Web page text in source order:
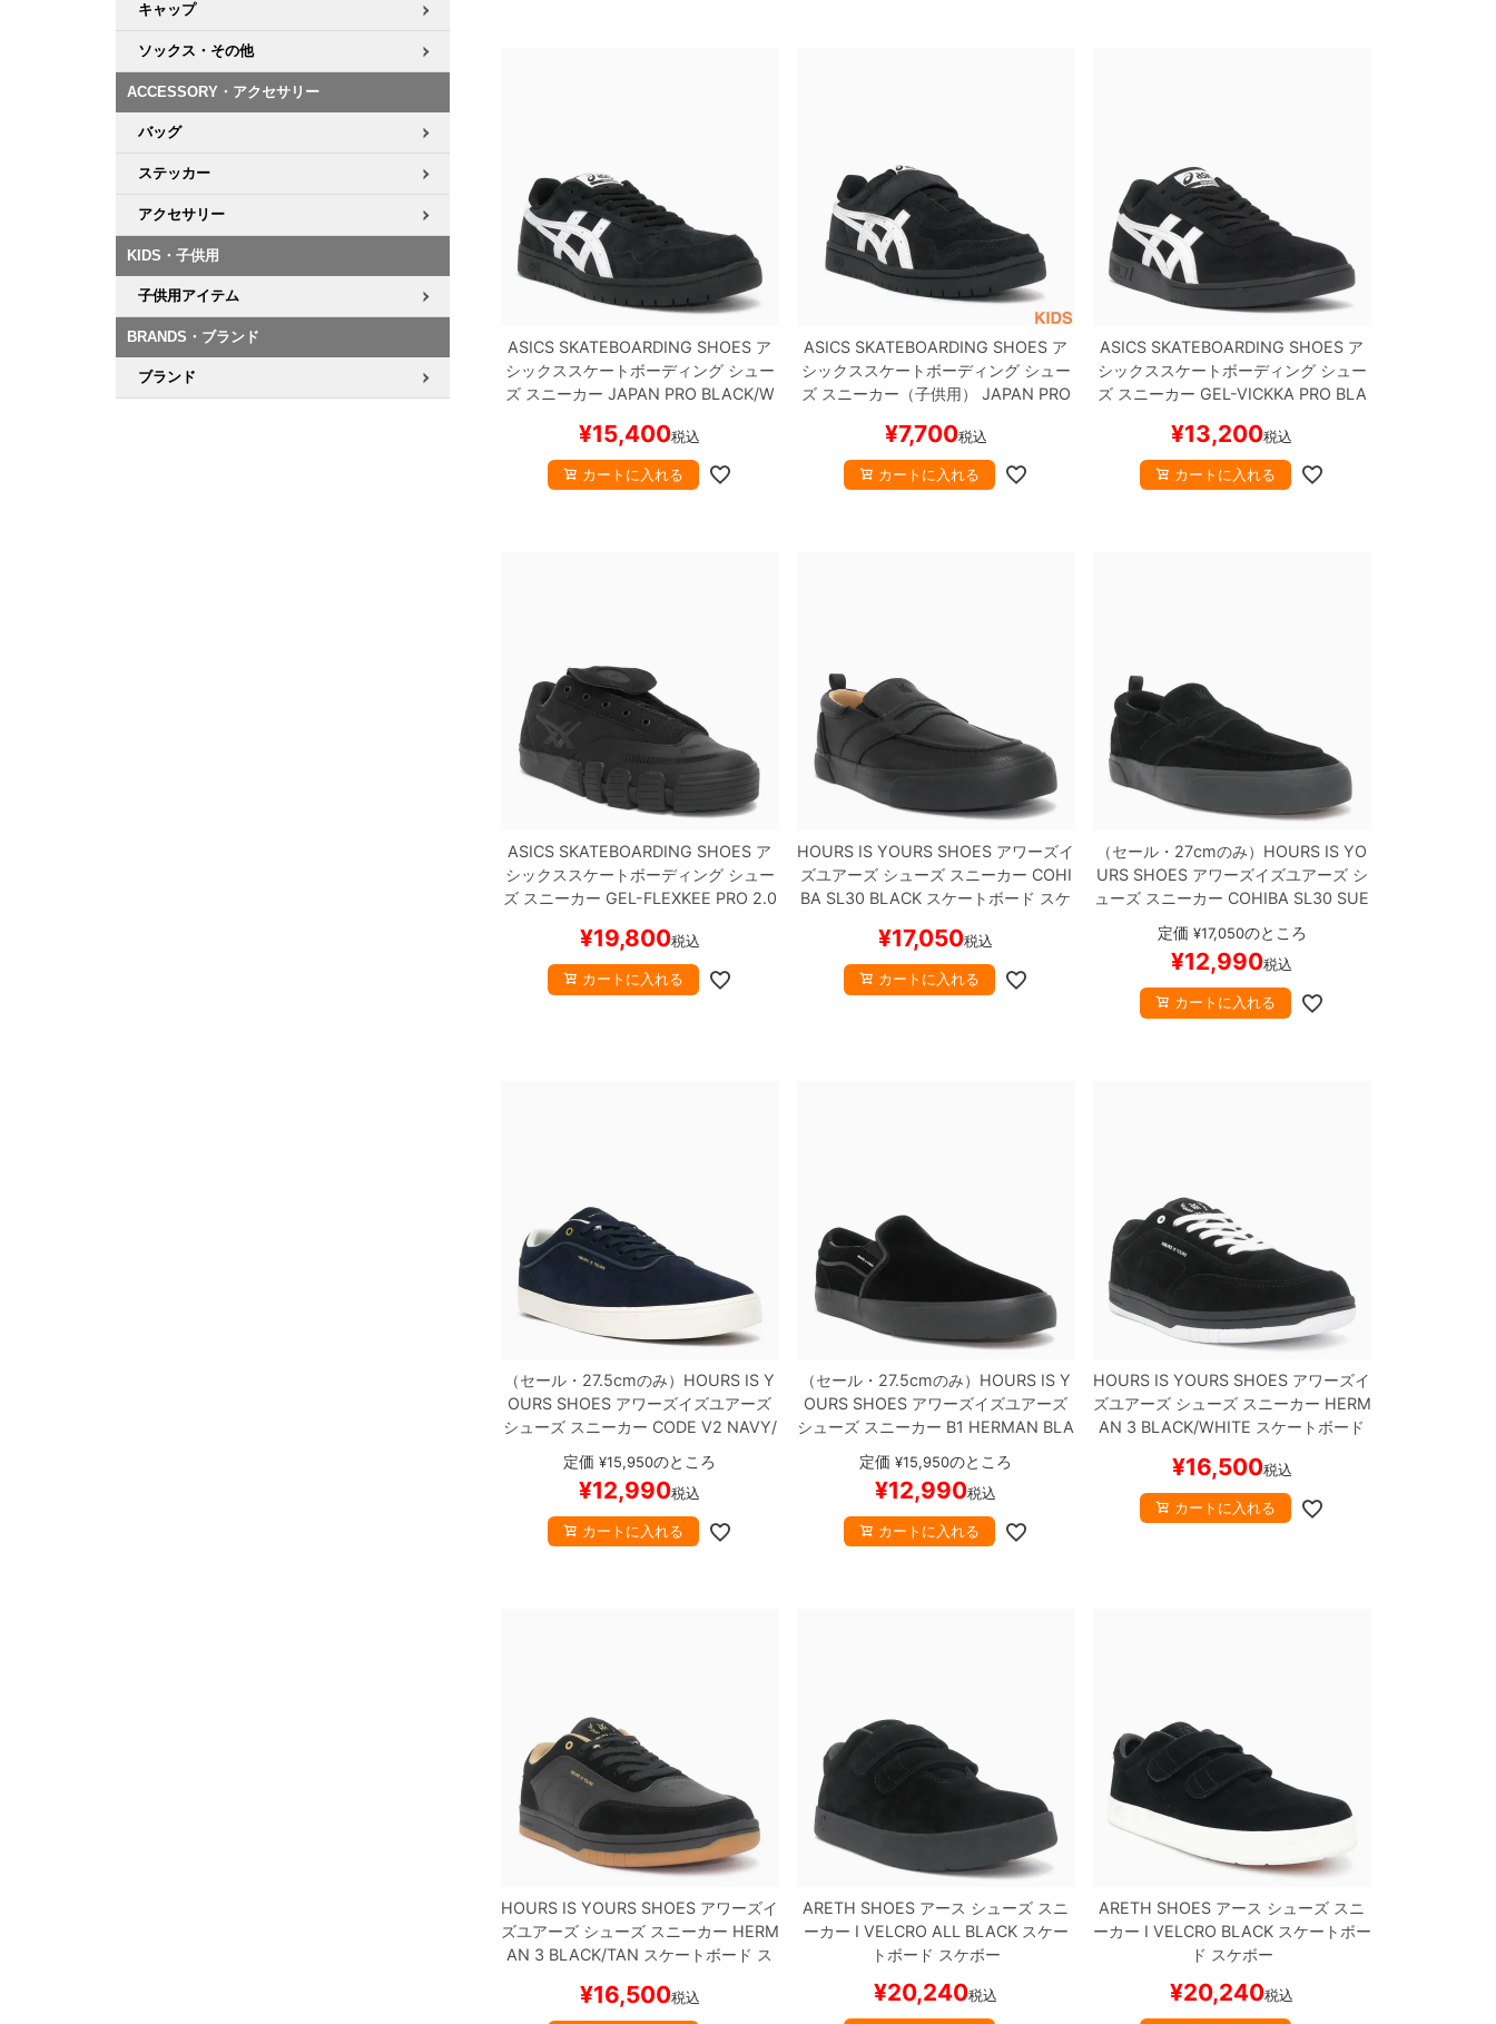
キャップ
ソックス・その他
ACCESSORY・アクセサリー
バッグ
ステッカー
アクセサリー
KIDS・子供用
子供用アイテム
BRANDS・ブランド
ブランド
ASICS SKATEBOARDING SHOES ア
シックススケートボーディングシュー
ズ スニーカー JAPAN PRO BLACK/W
¥15,400税込
カートに入れる
ASICS SKATEBOARDING SHOES ア
シックススケートボーディングシュー
ズ スニーカー（子供用）
JAPAN PRO
ケボー
¥7,700税込
カートに入れる
ASICS SKATEBOARDING SHOES ア
シックススケートボーディングシュー
ズ スニーカー GEL-VICKKA PRO BLA
ケボー
¥13,200税込
カートに入れる
ASICS SKATEBOARDING SHOES ア
シックススケートボーディングシュー
ズ スニーカー GEL-FLEXKEE PRO 2.0
ケボー
¥19,800税込
カートに入れる
HOURS IS YOURS SHOES アワーズイ
ズユアーズシューズ スニーカー COHI
BA SL30 BLACK スケートボード スケ
¥17,050税込
カートに入れる
（セール・27cmのみ） HOURS IS YO
URS SHOESアワーズイズユアーズシ
ューズ スニーカー COHIBA SL30 SUE
BLACK
定価 ¥17,050のところ
¥12,990税込
カートに入れる
（セール・27.5cmのみ） HOURS IS Y
OURS SHOES アワーズイズユアーズ
シューズ スニーカー CODE V2 NAVY/
CREAM
定価 ¥15,950のところ
¥12,990税込
カートに入れる
（セール・27.5cmのみ） HOURS IS Y
OURS SHOES アワーズイズユアーズ
シューズ スニーカー B1 HERMAN BLA
CK PERF
定価 ¥15,950のところ
¥12,990税込
カートに入れる
HOURS IS YOURS SHOES アワーズイ
ズユアーズシューズ スニーカー HERM
AN 3 BLACK/WHITE スケートボード
¥16,500税込
カートに入れる
HOURS IS YOURS SHOES アワーズイ
ズユアーズ シューズ スニーカー HERM
AN 3 BLACK/TAN スケートボード ス
¥16,500税込
ARETH SHOES アース シューズ スニ
ーカー I VELCRO ALL BLACKスケー
トボード スケボー
¥20,240税込
ARETH SHOES アース シューズ スニ
ーカー I VELCRO BLACKスケートボー
ド スケボー
¥20,240税込